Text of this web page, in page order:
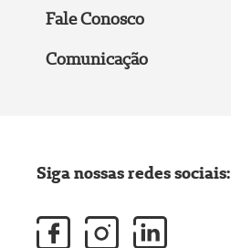
Fale Conosco
Comunicação
Siga nossas redes sociais: